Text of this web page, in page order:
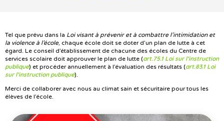
Tel que prévu dans la Loi visant à prévenir et à combattre l’intimidation et
la violence à l’école, chaque école doit se doter d’un plan de lutte à cet
égard. Le conseil d’établissement de chacune des écoles du Centre de
services scolaire doit approuver le plan de lutte (art.75.1 Loi sur l’instruction
publique) et procéder annuellement à l’évaluation des résultats (art.83.1 Loi
sur l’instruction publique).
Merci de collaborer avec nous au climat sain et sécuritaire pour tous les
élèves de l’école.